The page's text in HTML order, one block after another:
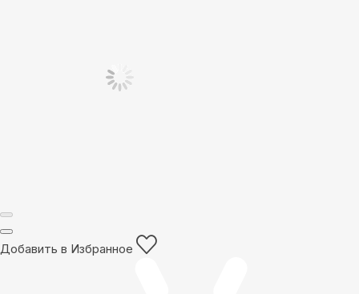
Добавить в Избранное